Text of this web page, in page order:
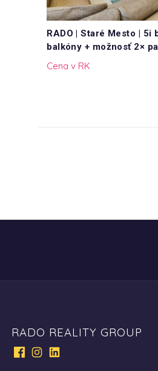
RADO | Staré Mesto | 5i
balkóny + možnosť 2×
Cena v RK
RADO REALITY GROUP